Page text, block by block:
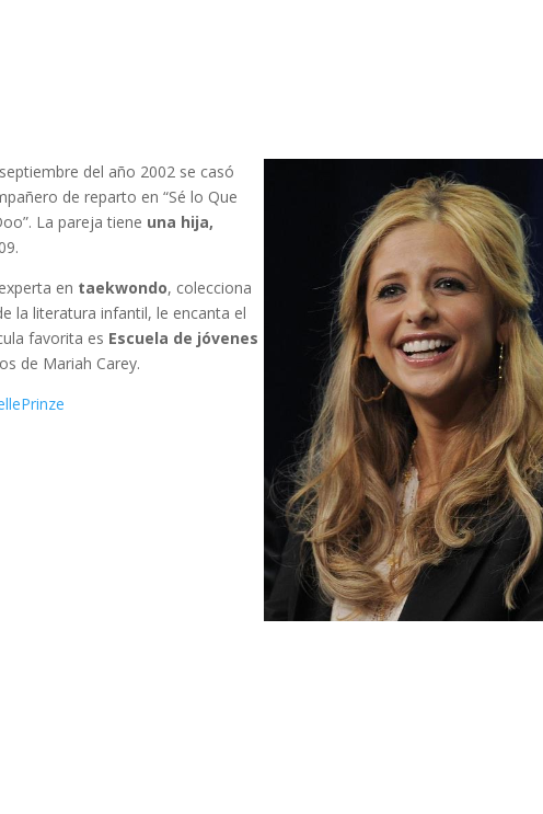
del año 2002 se casó
de reparto en “Sé lo Que
La pareja tiene una hija,
en taekwondo, colecciona
la literatura infantil, le encanta el
favorita es Escuela de jóvenes
de Mariah Carey.